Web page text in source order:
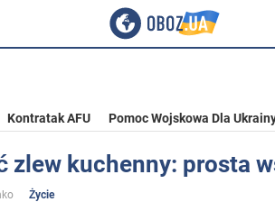
Kontratak AFU Pomoc Wojskowa Dla
zlew kuchenny: prosta
Życie